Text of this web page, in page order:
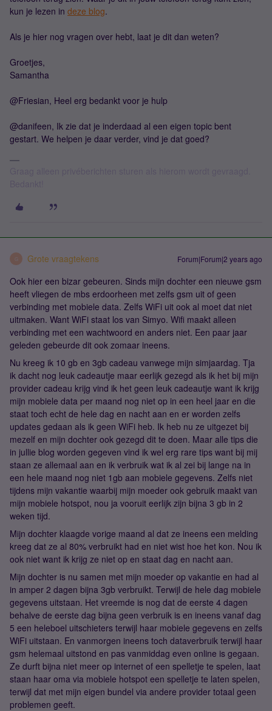
kun je lezen in deze blog.
Als je hier nog vragen over hebt, laat je dit dan weten?
Groetjes,
Samantha
@Friesian, Heel erg bedankt voor je hulp
@danifeen, Ik zie dat je inderdaad al een eigen topic bent
gestart. We helpen je daar verder, vind je dat goed?
G Grote vraagtekens Forum|Forum|2 years ago
Ook hier een bizar gebeuren. Sinds mijn dochter een nieuwe gsm
heeft vliegen de mbs erdoorheen met zelfs gsm uit of geen
verbinding met mobiele data. Zelfs WiFi uit ook al moet dat niet
uitmaken. Want WiFi staat los van Simyo. Wifi maakt alleen
verbinding met een wachtwoord en anders niet. Een paar jaar
geleden gebeurde dit ook zomaar ineens.
Nu kreeg ik 10 gb en 3gb cadeau vanwege mijn simjaardag. Tja
ik dacht nog leuk cadeautje maar eerlijk gezegd als ik het bij mijn
provider cadeau krijg vind ik het geen leuk cadeautje want ik krijg
mijn mobiele data per maand nog niet op in een heel jaar en die
staat toch echt de hele dag en nacht aan en er worden zelfs
updates gedaan als ik geen WiFi heb. Ik heb nu ze uitgezet bij
mezelf en mijn dochter ook gezegd dit te doen. Maar alle tips die
in jullie blog worden gegeven vind ik wel erg rare tips want bij mij
staan ze allemaal aan en ik verbruik wat ik al zei bij lange na in
een hele maand nog niet 1gb aan mobiele gegevens. Zelfs niet
tijdens mijn vakantie waarbij mijn moeder ook gebruik maakt van
mijn mobiele hotspot, nou ja vooruit eerlijk zijn bijna 3 gb in 2
weken tijd.
Mijn dochter klaagde vorige maand al dat ze ineens een melding
kreeg dat ze al 80% verbruikt had en niet wist hoe het kon. Nou ik
ook niet want ik krijg ze niet op en staat dag en nacht aan.
Mijn dochter is nu samen met mijn moeder op vakantie en had al
in amper 2 dagen bijna 3gb verbruikt. Terwijl de hele dag mobiele
gegevens uitstaan. Het vreemde is nog dat de eerste 4 dagen
behalve de eerste dag bijna geen verbruik is en ineens vanaf dag
5 een heleboel uitschieters terwijl haar mobiele gegevens en zelfs
WiFi uitstaan. En vanmorgen ineens toch dataverbruik terwijl haar
gsm helemaal uitstond en pas vanmiddag even online is gegaan.
Ze durft bijna niet meer op internet of een spelletje te spelen, laat
staan haar oma via mobiele hotspot een spelletje te laten spelen,
terwijl dat met mijn eigen bundel via andere provider totaal geen
problemen geeft.